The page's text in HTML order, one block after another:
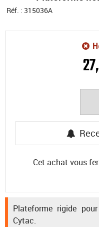
Réf. : 315036A
27,
Cet achat vous
Plateforme rigide
Cytac.